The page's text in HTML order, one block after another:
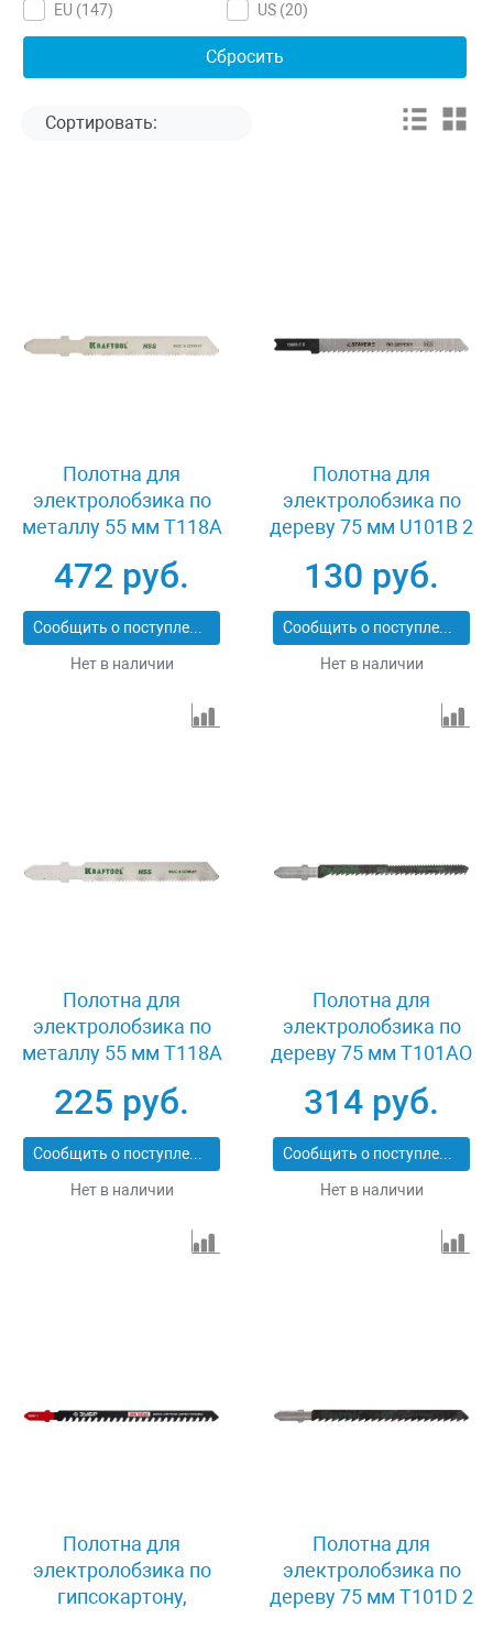
EU (147) US (20)
Полотна для
электролобзика по
металлу 55 мм T118A
1.2-S5
472 руб.
Сообщить о поступлении
Нет в наличии
Полотна для
электролобзика по
дереву 75 мм U101B 2
2.5_z01
130 руб.
Сообщить о поступлении
Нет в наличии
Полотна для
электролобзика по
металлу 55 мм T118A
1,2
225 руб.
Сообщить о поступлении
Нет в наличии
Полотна для
электролобзика по
дереву 75 мм T101AO
2,5
314 руб.
Сообщить о поступлении
Нет в наличии
Полотна для
электролобзика по
гипсокартону,
Полотна для
электролобзика по
дереву 75 мм T101D 2